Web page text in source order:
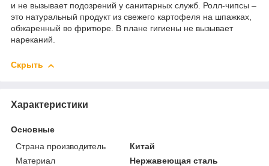
и не вызывает подозрений у санитарных служб. Ролл-чипсы –
это натуральный продукт из свежего картофеля на шпажках,
обжаренный во фритюре. В плане гигиены не вызывает
нареканий.
Скрыть
Характеристики
Основные
Страна производитель
Китай
Материал
Нержавеющая сталь